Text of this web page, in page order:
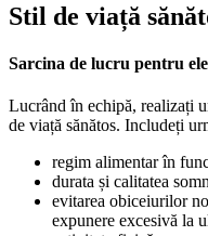
Stil de viață
Sarcina de lucru pentru
Lucrând în echipă, realizați
de viață sănătos. Includeți
regim alimentar în
durata și calitatea
evitarea obiceiurilor
expunere excesivă la